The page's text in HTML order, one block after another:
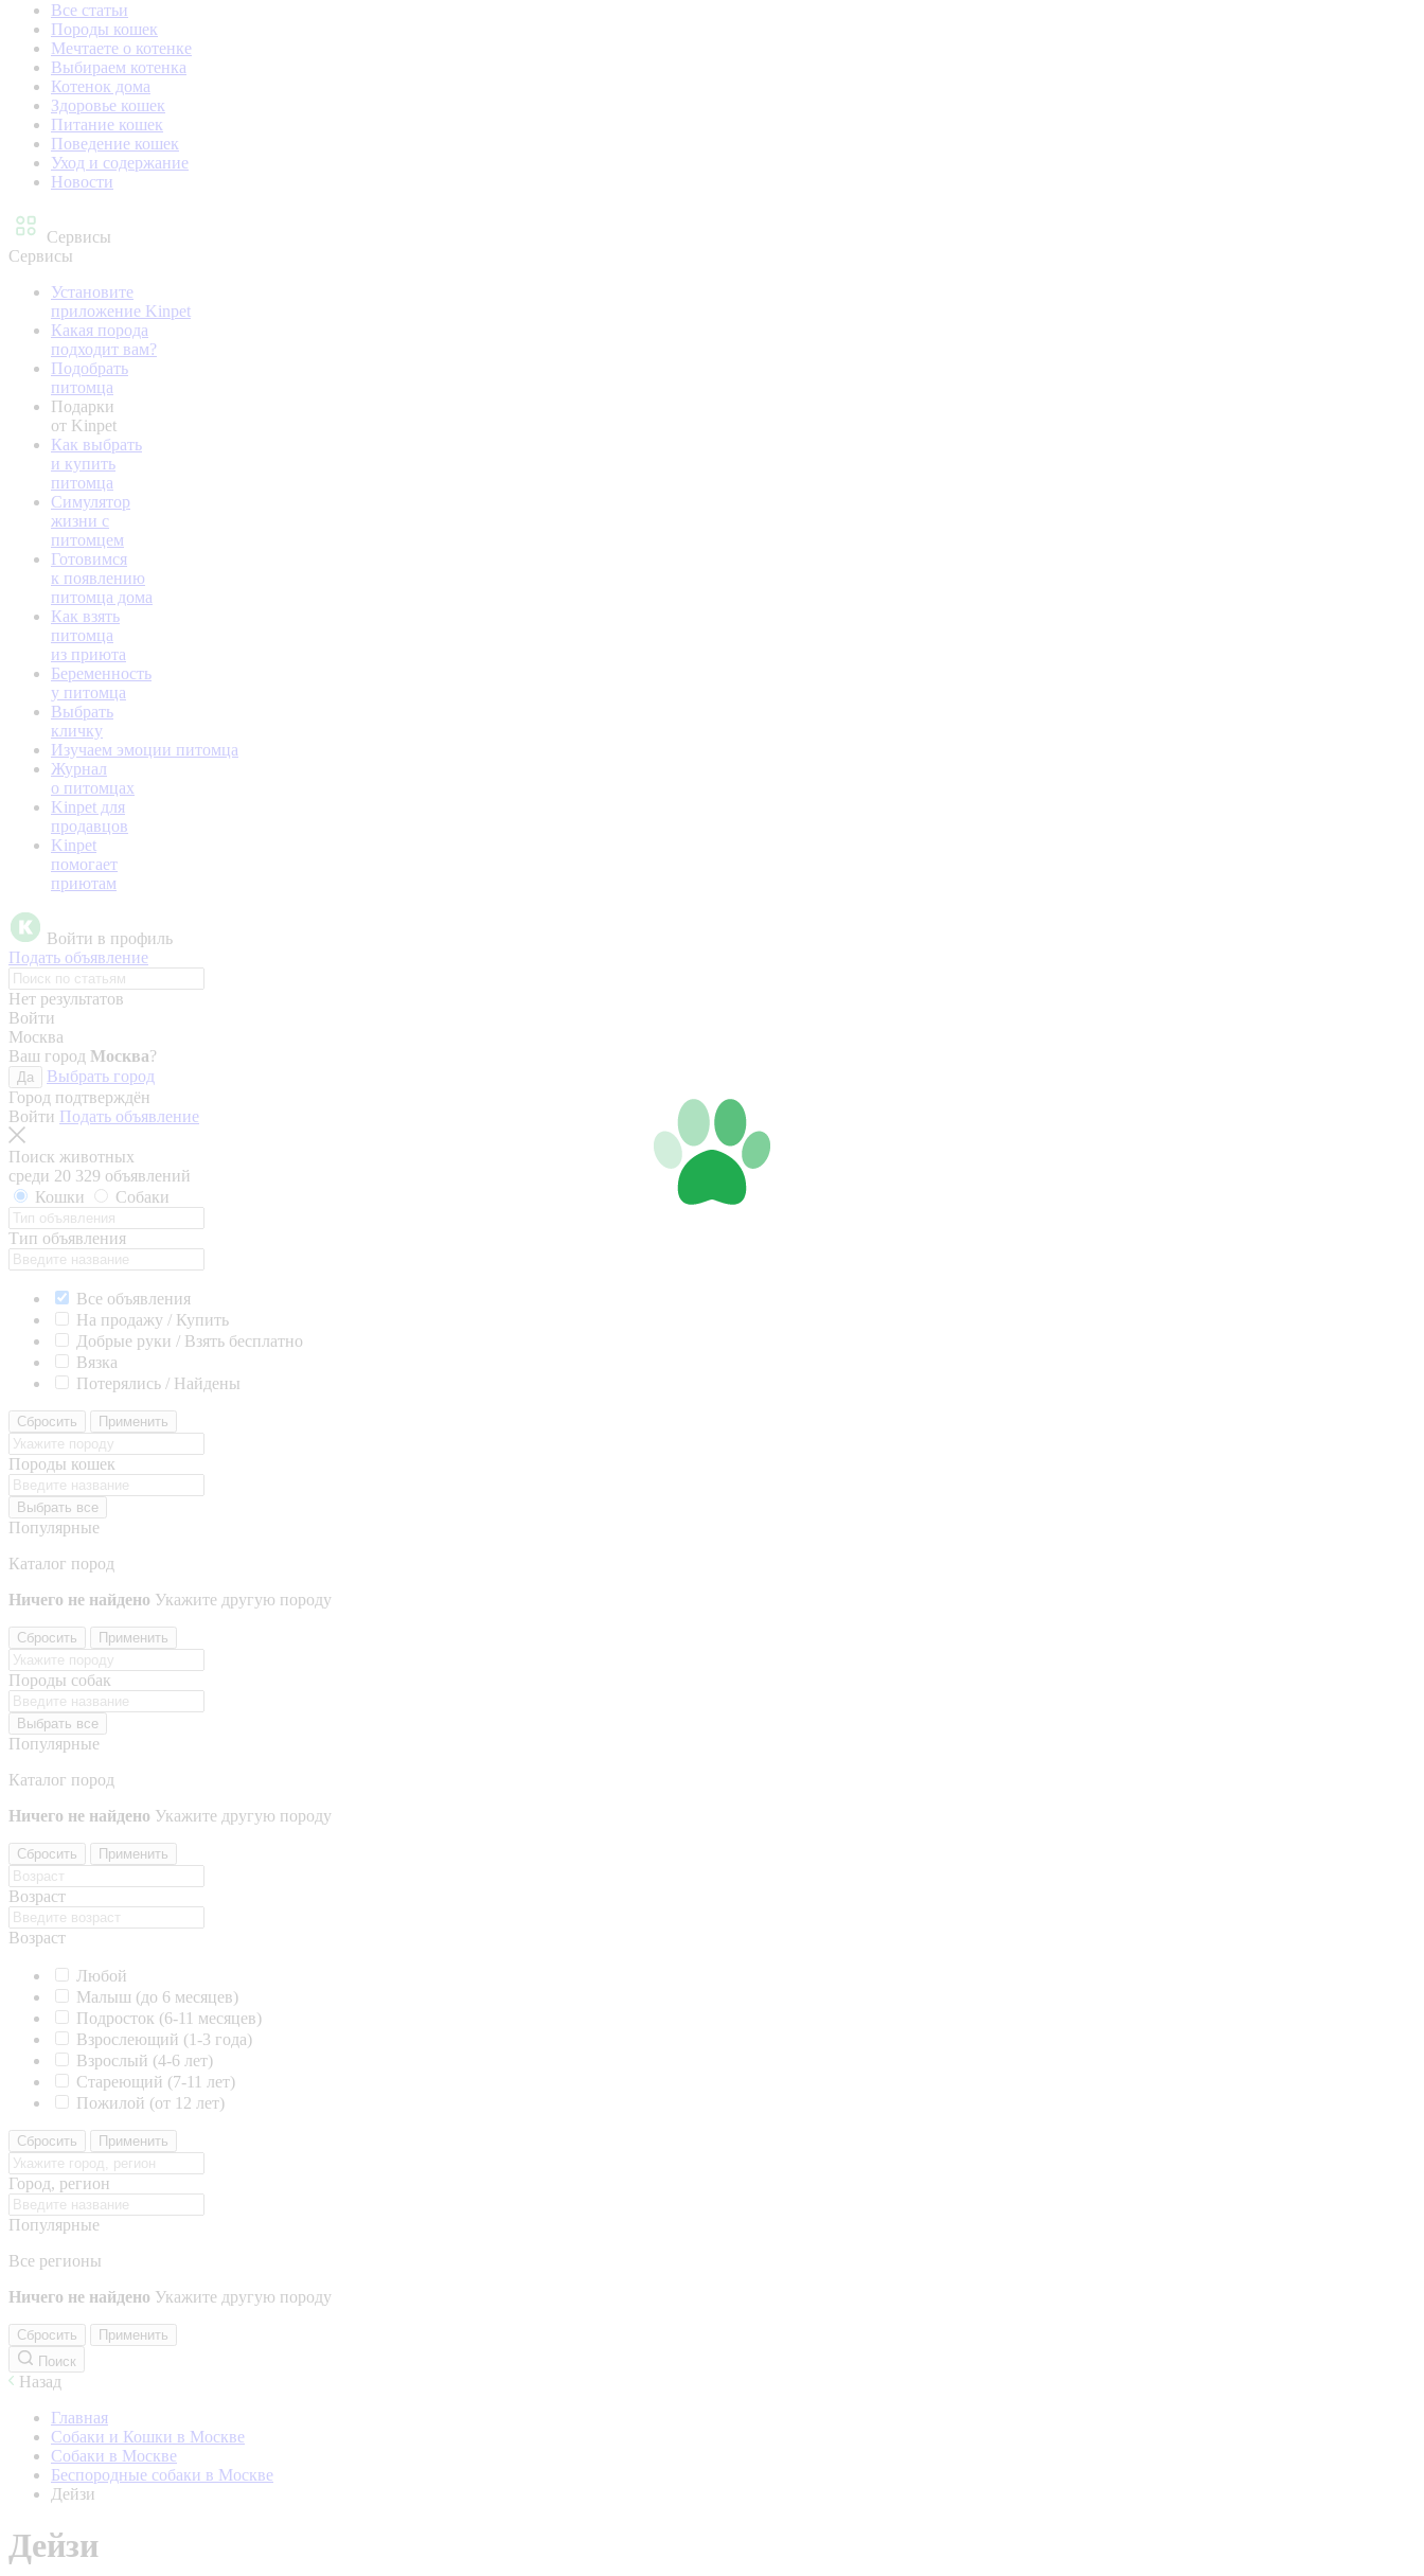
Все статьи
Породы кошек
Мечтаете о котенке
Выбираем котенка
Котенок дома
Здоровье кошек
Питание кошек
Поведение кошек
Уход и содержание
Новости
Сервисы
Сервисы
Установите
приложение Kinpet
Какая порода
подходит вам?
Подобрать
питомца
Подарки
от Kinpet
Как выбрать
и купить
питомца
Симулятор
жизни с
питомцем
Готовимся
к появлению
питомца дома
Как взять
питомца
из приюта
Беременность
у питомца
Выбрать
кличку
Изучаем эмоции питомца
Журнал
о питомцах
Kinpet для
продавцов
Kinpet
помогает
приютам
Войти в профиль
Подать объявление
Нет результатов
Войти
Москва
Ваш город Москва?
Да
Выбрать город
Город подтверждён
Войти Подать объявление
Поиск животных
среди 20 329 объявлений
Кошки
Собаки
Тип объявления
Все объявления
На продажу / Купить
Добрые руки / Взять бесплатно
Вязка
Потерялись / Найдены
Сбросить Применить
Породы кошек
Выбрать все
Популярные
Каталог пород
Ничего не найдено Укажите другую породу
Сбросить Применить
Породы собак
Выбрать все
Популярные
Каталог пород
Ничего не найдено Укажите другую породу
Сбросить Применить
Возраст
Возраст
Любой
Малыш (до 6 месяцев)
Подросток (6-11 месяцев)
Взрослеющий (1-3 года)
Взрослый (4-6 лет)
Стареющий (7-11 лет)
Пожилой (от 12 лет)
Сбросить Применить
Город, регион
Популярные
Все регионы
Ничего не найдено Укажите другую породу
Сбросить
Применить
Поиск
Назад
Главная
Собаки и Кошки в Москве
Собаки в Москве
Беспородные собаки в Москве
Дейзи
Дейзи